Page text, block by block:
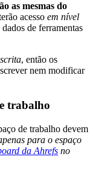
as mesmas do
acesso em nível
de ferramentas
, então os
nem modificar
trabalho
de trabalho devem
para o espaço
da Ahrefs no